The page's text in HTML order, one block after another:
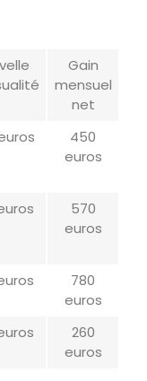
Gain
mensuel
net
450
euros
570
euros
780
euros
260
euros